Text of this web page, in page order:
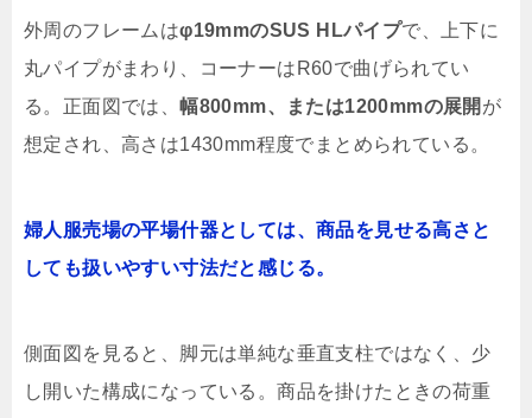
外周のフレームはφ19mmのSUS HLパイプで、上下に
丸パイプがまわり、コーナーはR60で曲げられてい
る。正面図では、幅800mm、または1200mmの展開 が
想定され、高さは1430mm程度でまとめられている。
婦人服売場の平場什器としては、商品を見せる高さと
しても扱いやすい寸法だと感じる。
側面図を見ると、脚元は単純な垂直支柱ではなく、少
し開いた構成になっている。商品を掛けたときの荷重